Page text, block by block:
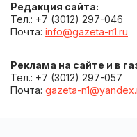
Редакция сайта:
Тел.: +7 (3012) 297-046
Почта: info@gazeta-n1.ru
Реклама на сайте и в
Тел.: +7 (3012) 297-057
Почта: gazeta-